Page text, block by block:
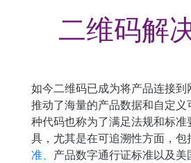
二维码解
如今二维码已成为将产品连接到
推动了海量的产品数据和自定义
种代码也称为了满足法规和标准
具，尤其是在可追溯性方面，包
准、 产品数字通行证标准以及美